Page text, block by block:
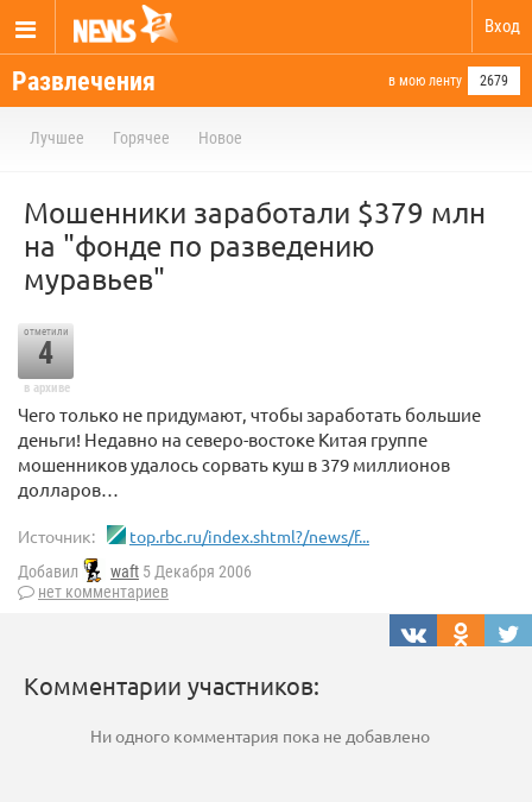
Вход
Развлечения в мою ленту 2679
Лучшее Горячее Новое
Мошенники заработали $379 млн
на "фонде по разведению
муравьев"
отметили
4
в архиве
Чего только не придумают, чтобы заработать большие
деньги! Недавно на северо-востоке Китая группе
мошенников удалось сорвать куш в 379 миллионов
долларов…
Источник: top.rbc.ru/index.shtml?/news/f...
Добавил waft 5 Декабря 2006
нет комментариев
Комментарии участников:
Ни одного комментария пока не добавлено